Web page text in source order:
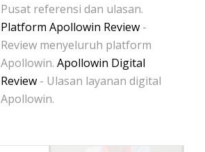
Pusat referensi dan ulasan.
Platform Apollowin Review -
Review menyeluruh platform
Apollowin. Apollowin Digital
Review - Ulasan layanan digital
Apollowin.